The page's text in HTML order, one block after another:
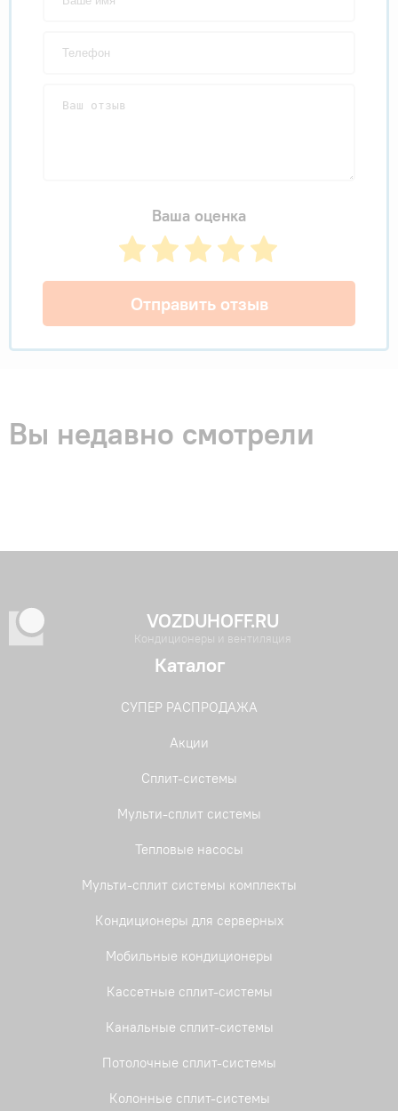
Ваша оценка
Отправить отзыв
Вы недавно смотрели
VOZDUHOFF.RU
Кондиционеры и вентиляция
Каталог
СУПЕР РАСПРОДАЖА
Акции
Сплит-системы
Мульти-сплит системы
Тепловые насосы
Мульти-сплит системы комплекты
Кондиционеры для серверных
Мобильные кондиционеры
Кассетные сплит-системы
Канальные сплит-системы
Потолочные сплит-системы
Колонные сплит-системы